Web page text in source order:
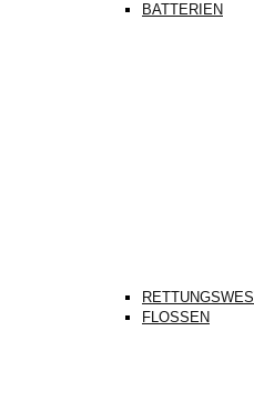
BATTERIEN
FLOSSEN